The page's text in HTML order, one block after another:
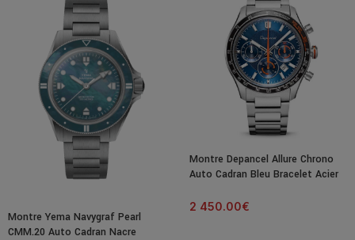
Montre Yema Navygraf Pearl
CMM.20 Auto Cadran Nacre
Montre Depancel Allure Chrono
Auto Cadran Bleu Bracelet Acier
2 450.00€